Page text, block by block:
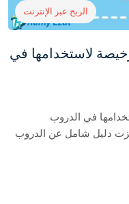
الربح عبر الإنترنت
لاستخدامها في
في الدروب
دليل شامل عن الدروب